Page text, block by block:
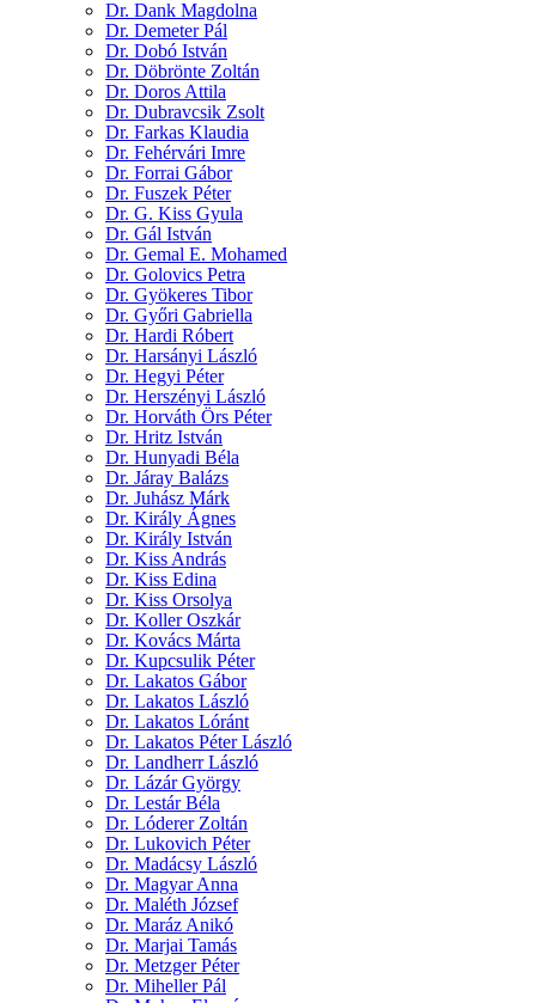
Dr. Dank Magdolna
Dr. Demeter Pál
Dr. Dobó István
Dr. Döbrönte Zoltán
Dr. Doros Attila
Dr. Dubravcsik Zsolt
Dr. Farkas Klaudia
Dr. Fehérvári Imre
Dr. Forrai Gábor
Dr. Fuszek Péter
Dr. G. Kiss Gyula
Dr. Gál István
Dr. Gemal E. Mohamed
Dr. Golovics Petra
Dr. Gyökeres Tibor
Dr. Győri Gabriella
Dr. Hardi Róbert
Dr. Harsányi László
Dr. Hegyi Péter
Dr. Herszényi László
Dr. Horváth Örs Péter
Dr. Hritz István
Dr. Hunyadi Béla
Dr. Járay Balázs
Dr. Juhász Márk
Dr. Király Ágnes
Dr. Király István
Dr. Kiss András
Dr. Kiss Edina
Dr. Kiss Orsolya
Dr. Koller Oszkár
Dr. Kovács Márta
Dr. Kupcsulik Péter
Dr. Lakatos Gábor
Dr. Lakatos László
Dr. Lakatos Lóránt
Dr. Lakatos Péter László
Dr. Landherr László
Dr. Lázár György
Dr. Lestár Béla
Dr. Lóderer Zoltán
Dr. Lukovich Péter
Dr. Madácsy László
Dr. Magyar Anna
Dr. Maléth József
Dr. Maráz Anikó
Dr. Marjai Tamás
Dr. Metzger Péter
Dr. Miheller Pál